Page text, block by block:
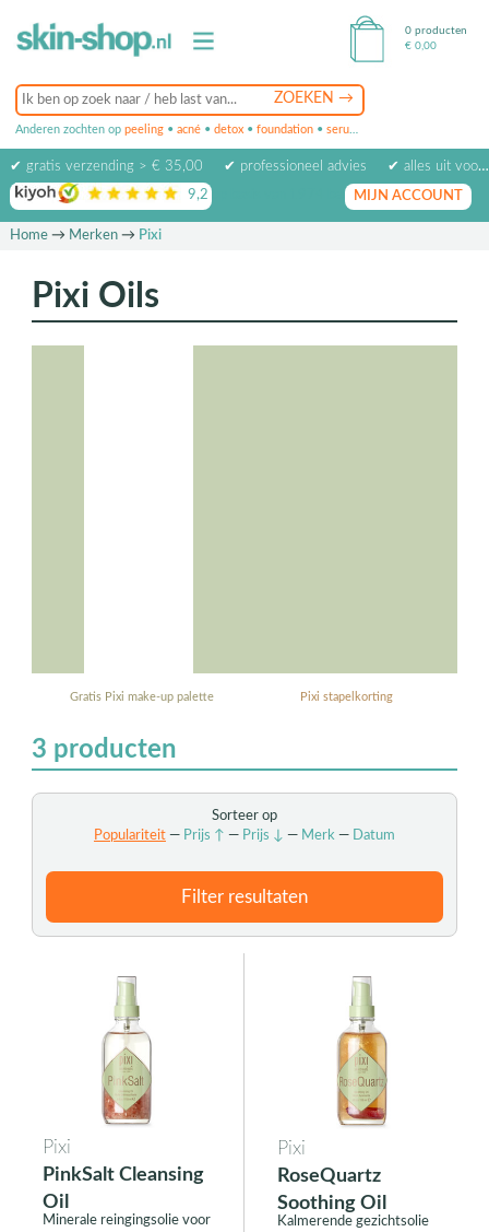
Anderen zochten op peeling • acné • detox • foundation • serum
0 producten
€ 0,00
✔ gratis verzending > € 35,00 ✔ professioneel advies
✔ alles uit voorraad leverbaar
9,2 op basis van beoordelingen
MIJN ACCOUNT
Home→ Merken→ Pixi
Pixi Oils
Gratis Pixi make-up palette Pixi stapelkorting
3 producten
Sorteer op
Populariteit— Prijs ↑ — Prijs ↓ — Merk— Datum
Filter resultaten
Pixi
PinkSalt Cleansing
Oil
Minerale reingingsolie voor
Pixi
RoseQuartz
Soothing Oil
Kalmerende gezichtsolie